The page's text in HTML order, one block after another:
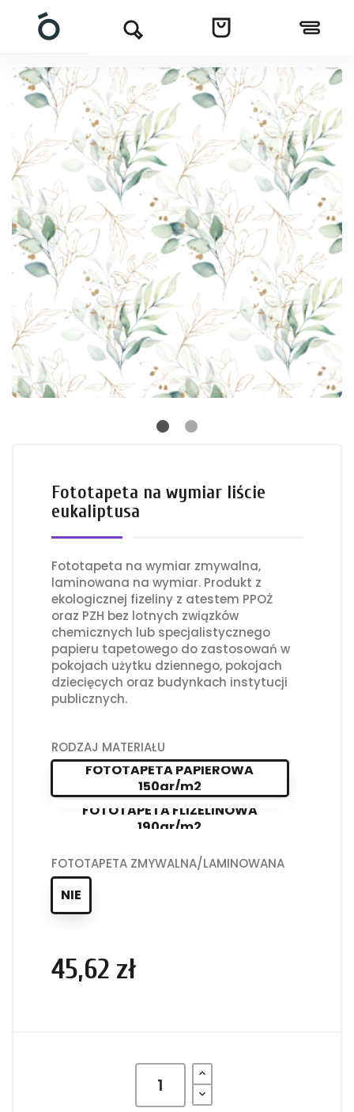
Fototapeta na wymiar liście
eukaliptusa
Fototapeta na wymiar zmywalna,
laminowana na wymiar. Produkt z
ekologicznej fizeliny z atestem PPOŻ
oraz PZH bez lotnych związków
chemicznych lub specjalistycznego
papieru tapetowego do zastosowań w
pokojach użytku dziennego, pokojach
dziecięcych oraz budynkach instytucji
publicznych.
RODZAJ MATERIAŁU
FOTOTAPETA PAPIEROWA
150gr/m2
FOTOTAPETA FLIZELINOWA
190gr/m2
FOTOTAPETA ZMYWALNA/LAMINOWANA
NIE
45,62 zł